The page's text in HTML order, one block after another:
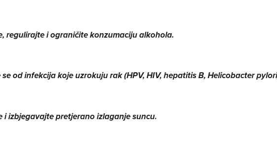
regulirajte i ograničite konzumaciju alkohola.
od infekcija koje uzrokuju rak (HPV, HIV, hepatitis B, Helicobacter
i izbjegavajte pretjerano izlaganje suncu.